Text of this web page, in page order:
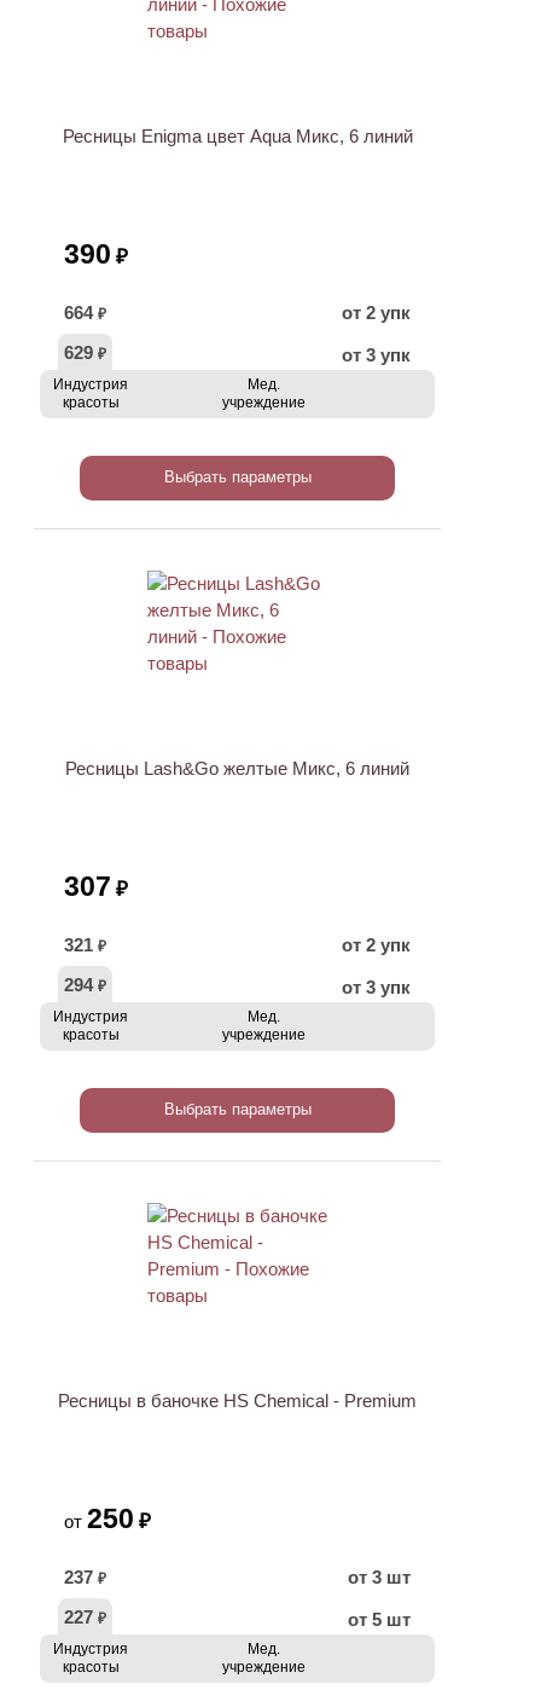
Ресницы Enigma цвет Aqua Микс, 6 линий
390 ₽
664 ₽
от 2 упк
629 ₽ от 3 упк
Индустрия
красоты
Мед.
учреждение
Выбрать параметры
Ресницы Lash&Go желтые Микс, 6 линий
307 ₽
321 ₽
от 2 упк
294 ₽ от 3 упк
Индустрия
красоты
Мед.
учреждение
Выбрать параметры
Ресницы в баночке HS Chemical - Premium
от 250 ₽
237 ₽
от 3 шт
227 ₽ от 5 шт
Индустрия
красоты
Мед.
учреждение